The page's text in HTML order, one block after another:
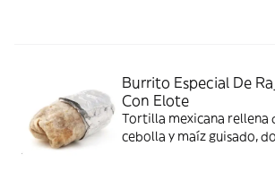
Burrito Especial De
Con Elote
Tortilla mexicana rellena
cebolla y maíz guisado,